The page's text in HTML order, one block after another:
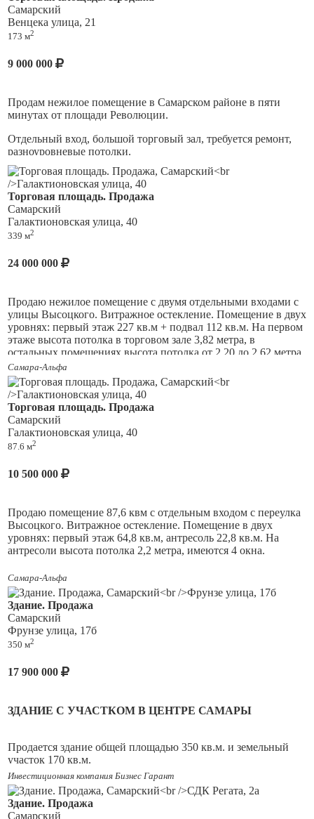
Самарский
Венцека улица, 21
173 м2
9 000 000
Продам нежилое помещение в Самарском районе в пяти
минутах от площади Революции.
Отдельный вход, большой торговый зал, требуется ремонт,
разноуровневые потолки.
Все коммуникации, с/у, мощность электроэнергии 15 кВт.
Есть запасной выход во двор для разгрузки товара. Парковка
перед помещением.
Высокий пешеходный и автомобильный трафик.
Рядом расположены Площадь Революции, Речной вокзал,
Торговая площадь. Продажа
Самарский
Галактионовская улица, 40
339 м2
24 000 000
Продаю нежилое помещение с двумя отдельными входами с
улицы Высоцкого. Витражное остекление. Помещение в двух
уровнях: первый этаж 227 кв.м + подвал 112 кв.м. На первом
этаже высота потолка в торговом зале 3,82 метра, в
остальных помещениях высота потолка от 2,20 до 2,62 метра.
Высота потолка в подвале 2,6 метра. Электрическая
мощность 70 кВт.
Самара-Альфа
Торговая площадь. Продажа
Самарский
Галактионовская улица, 40
87.6 м2
10 500 000
Продаю помещение 87,6 квм с отдельным входом с переулка
Высоцкого. Витражное остекление. Помещение в двух
уровнях: первый этаж 64,8 кв.м, антресоль 22,8 кв.м. На
антресоли высота потолка 2,2 метра, имеются 4 окна.
Помещение подходит под торговлю, посетительский офис.
Самара-Альфа
Здание. Продажа
Самарский
Фрунзе улица, 17б
350 м2
17 900 000
ЗДАНИЕ С УЧАСТКОМ В ЦЕНТРЕ САМАРЫ
Продается здание общей площадью 350 кв.м. и земельный
участок 170 кв.м.
Исторический центр города.
Рядом Фрунзенский мост.
Отдельно стоящее здание, есть парковка во дворе. Все
Инвестиционная компания Бизнес Гарант
Здание. Продажа
Самарский